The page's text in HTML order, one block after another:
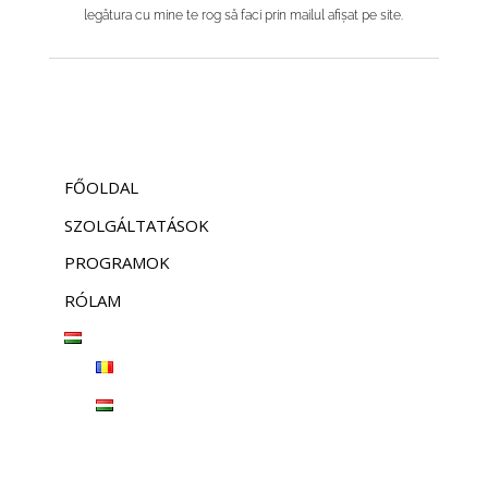
legătura cu mine te rog să faci prin mailul afișat pe site.
FŐOLDAL
SZOLGÁLTATÁSOK
PROGRAMOK
RÓLAM